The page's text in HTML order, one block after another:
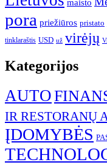
maisto
pora priežiūros pristato
tinklaraštis USD už virėjų
Kategorijos
AUTO
IR RESTORANŲ
ĮDOMYBĖS